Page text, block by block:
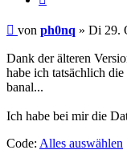
Ungelesener
Beitrag
von ph0nq » Di 29.
Dank der älteren
habe ich tatsächlich
banal...
Ich habe bei mir die
Code: Alles auswählen